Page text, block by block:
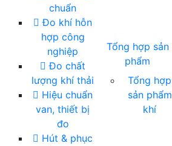
chuẩn
Đo khí hỗn
hợp công
nghiệp
Đo chất
lượng khí thải
Hiệu chuẩn
van, thiết bị
đo
Hút & phục
Tổng hợp sản
phẩm
Tổng hợp
sản phẩm
khí